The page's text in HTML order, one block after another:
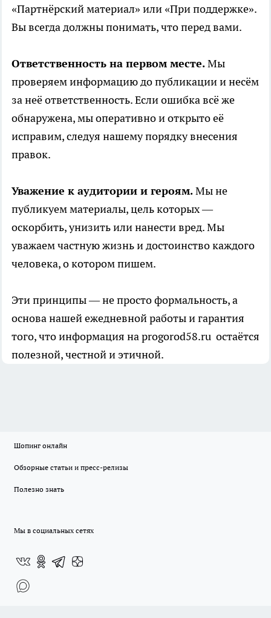
«Партнёрский материал» или «При поддержке».
Вы всегда должны понимать, что перед вами.
Ответственность на первом месте.Мы
проверяем информацию до публикации и несём
за неё ответственность. Если ошибка всё же
обнаружена, мы оперативно и открыто её
исправим, следуя нашему порядку внесения
правок.
Уважение к аудитории и героям.Мы не
публикуем материалы, цель которых —
оскорбить, унизить или нанести вред. Мы
уважаем частную жизнь и достоинство каждого
человека, о котором пишем.
Эти принципы — не просто формальность, а
основа нашей ежедневной работы и гарантия
того, что информация на progorod58.ru остаётся
полезной, честной и этичной.
Шопинг онлайн
Обзорные статьи и пресс-релизы
Полезно знать
Мы в социальных сетях